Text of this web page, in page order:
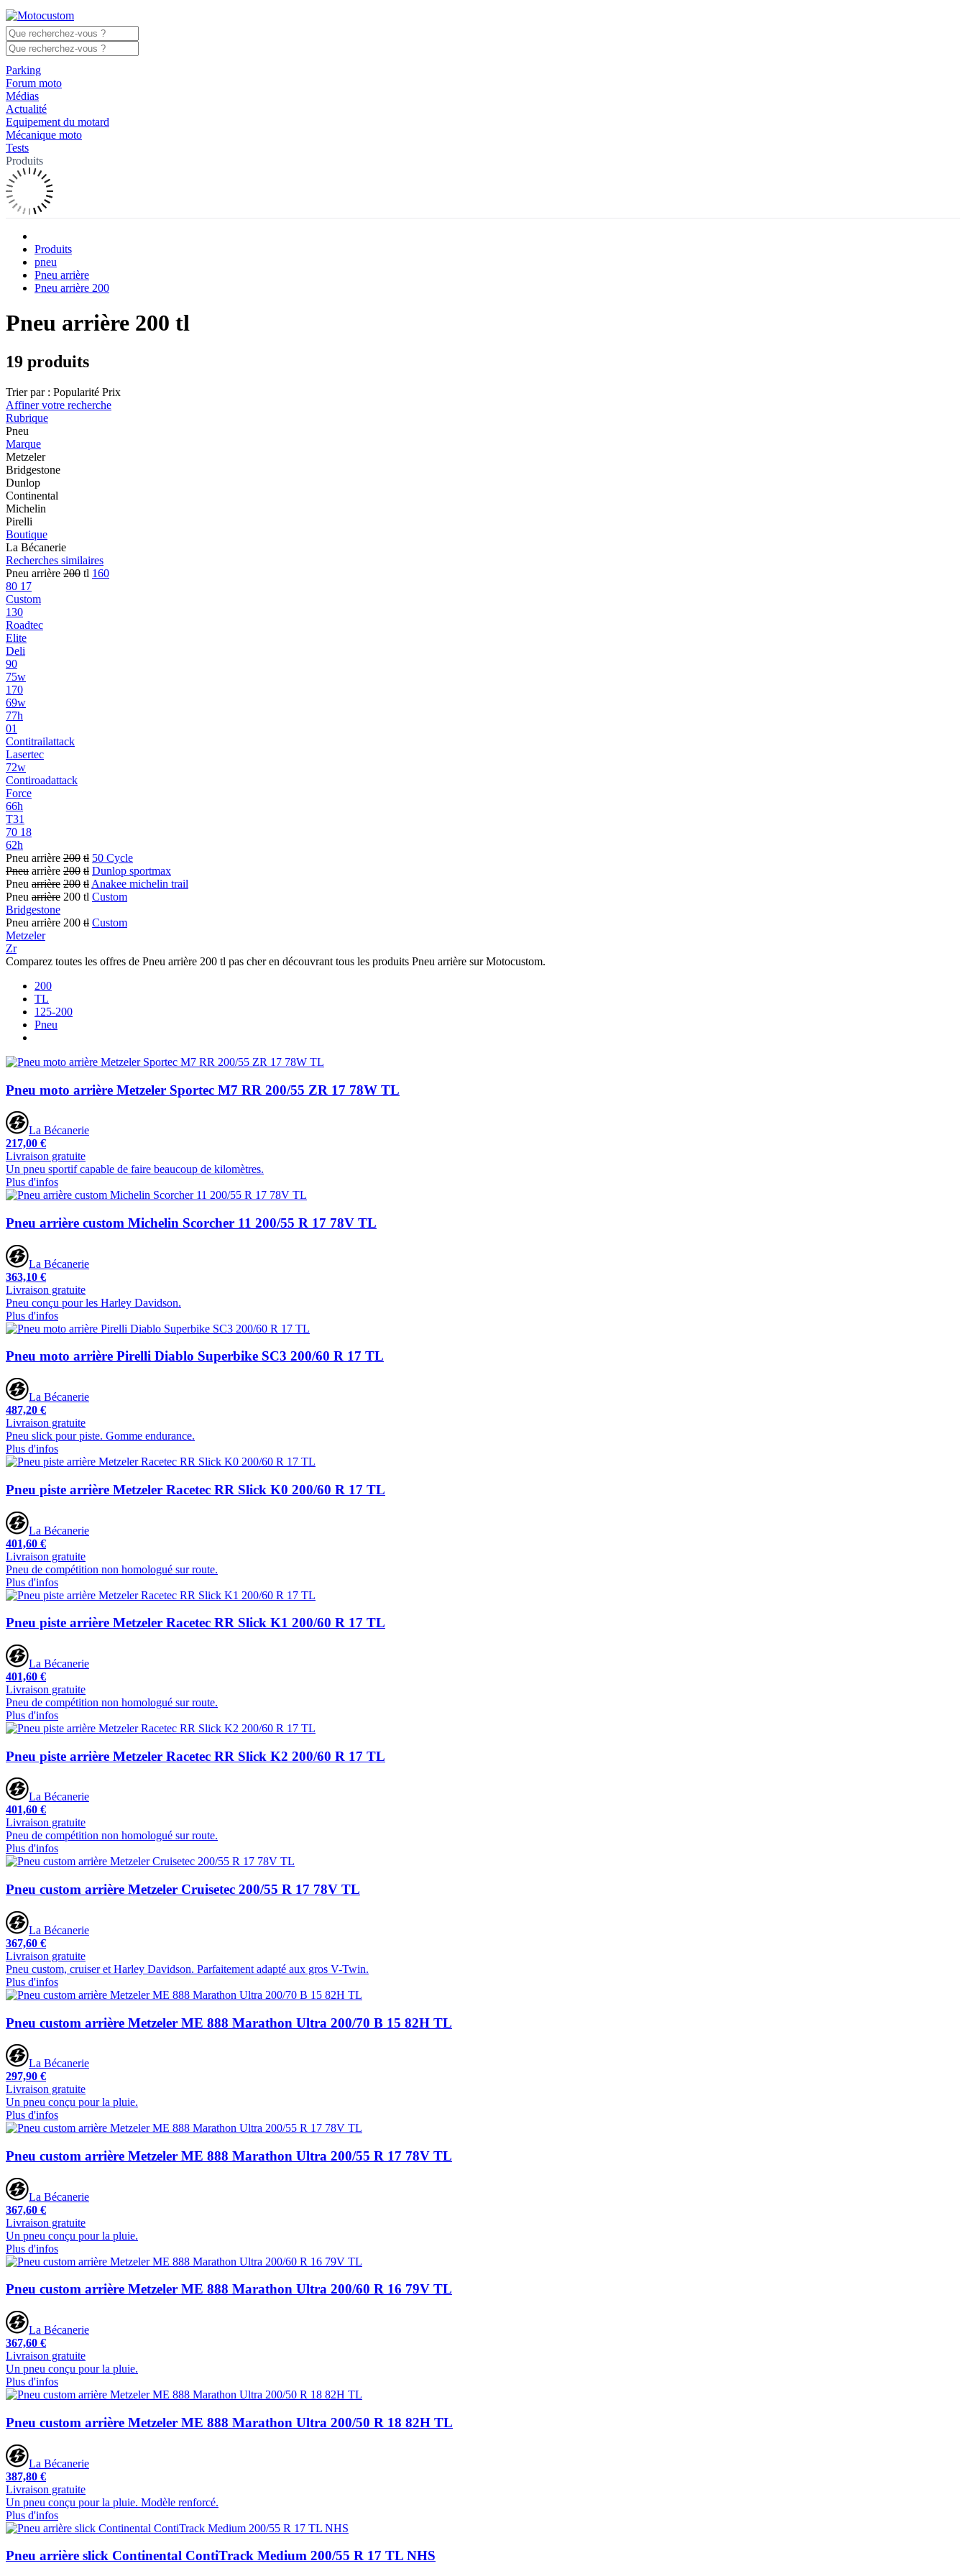
Parking
Forum moto
Médias
Actualité
Equipement du motard
Mécanique moto
Tests
Produits
Produits
pneu
Pneu arrière
Pneu arrière 200
Pneu arrière 200 tl
19 produits
Trier par : Popularité Prix
Affiner votre recherche
Rubrique
Pneu
Marque
Metzeler
Bridgestone
Dunlop
Continental
Michelin
Pirelli
Boutique
La Bécanerie
Recherches similaires
Pneu arrière 200 tl 160
80 17
Custom
130
Roadtec
Elite
Deli
90
75w
170
69w
77h
01
Contitrailattack
Lasertec
72w
Contiroadattack
Force
66h
T31
70 18
62h
Pneu arrière 200 tl 50 Cycle
Pneu arrière 200 tl Dunlop sportmax
Pneu arrière 200 tl Anakee michelin trail
Pneu arrière 200 tl Custom
Bridgestone
Pneu arrière 200 tl Custom
Metzeler
Zr
Comparez toutes les offres de Pneu arrière 200 tl pas cher en découvrant tous les produits Pneu arrière sur Motocustom.
200
TL
125-200
Pneu
Pneu moto arrière Metzeler Sportec M7 RR 200/55 ZR 17 78W TL
La Bécanerie
217,00 €
Livraison gratuite
Un pneu sportif capable de faire beaucoup de kilomètres.
Plus d'infos
Pneu arrière custom Michelin Scorcher 11 200/55 R 17 78V TL
La Bécanerie
363,10 €
Livraison gratuite
Pneu conçu pour les Harley Davidson.
Plus d'infos
Pneu moto arrière Pirelli Diablo Superbike SC3 200/60 R 17 TL
La Bécanerie
487,20 €
Livraison gratuite
Pneu slick pour piste. Gomme endurance.
Plus d'infos
Pneu piste arrière Metzeler Racetec RR Slick K0 200/60 R 17 TL
La Bécanerie
401,60 €
Livraison gratuite
Pneu de compétition non homologué sur route.
Plus d'infos
Pneu piste arrière Metzeler Racetec RR Slick K1 200/60 R 17 TL
La Bécanerie
401,60 €
Livraison gratuite
Pneu de compétition non homologué sur route.
Plus d'infos
Pneu piste arrière Metzeler Racetec RR Slick K2 200/60 R 17 TL
La Bécanerie
401,60 €
Livraison gratuite
Pneu de compétition non homologué sur route.
Plus d'infos
Pneu custom arrière Metzeler Cruisetec 200/55 R 17 78V TL
La Bécanerie
367,60 €
Livraison gratuite
Pneu custom, cruiser et Harley Davidson. Parfaitement adapté aux gros V-Twin.
Plus d'infos
Pneu custom arrière Metzeler ME 888 Marathon Ultra 200/70 B 15 82H TL
La Bécanerie
297,90 €
Livraison gratuite
Un pneu conçu pour la pluie.
Plus d'infos
Pneu custom arrière Metzeler ME 888 Marathon Ultra 200/55 R 17 78V TL
La Bécanerie
367,60 €
Livraison gratuite
Un pneu conçu pour la pluie.
Plus d'infos
Pneu custom arrière Metzeler ME 888 Marathon Ultra 200/60 R 16 79V TL
La Bécanerie
367,60 €
Livraison gratuite
Un pneu conçu pour la pluie.
Plus d'infos
Pneu custom arrière Metzeler ME 888 Marathon Ultra 200/50 R 18 82H TL
La Bécanerie
387,80 €
Livraison gratuite
Un pneu conçu pour la pluie. Modèle renforcé.
Plus d'infos
Pneu arrière slick Continental ContiTrack Medium 200/55 R 17 TL NHS